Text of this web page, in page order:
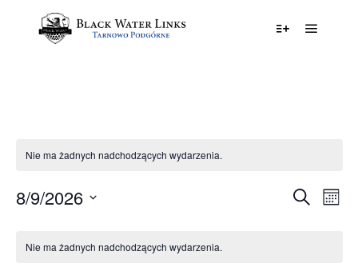
Nie ma żadnych nadchodzących wydarzenia.
8/9/2026
Wydarzenia
Nie ma żadnych nadchodzących wydarzenia.